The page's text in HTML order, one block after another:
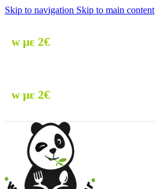
Skip to navigation Skip to main content